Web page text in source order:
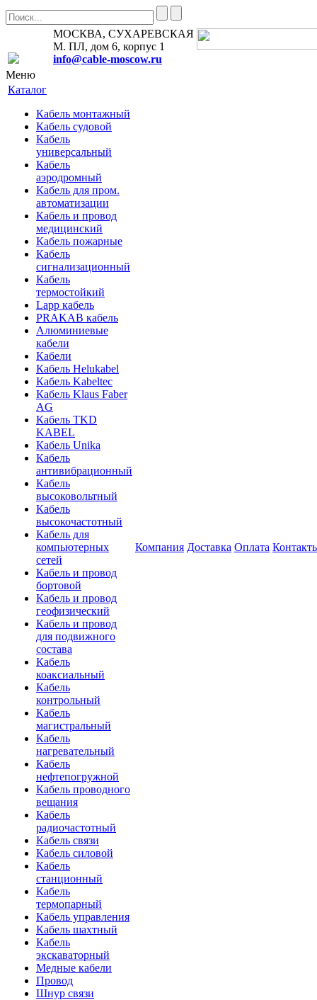
МОСКВА, СУХАРЕВСКАЯ
М. ПЛ, дом 6, корпус 1
info@cable-moscow.ru
Меню
Каталог
Кабель монтажный
Кабель судовой
Кабель
универсальный
Кабель
аэродромный
Кабель для пром.
автоматизации
Кабель и провод
медицинский
Кабель пожарные
Кабель
сигнализационный
Кабель
термостойкий
Lapp кабель
PRAKAB кабель
Алюминиевые
кабели
Кабели
Кабель Helukabel
Кабель Kabeltec
Кабель Klaus Faber
AG
Кабель TKD
KABEL
Кабель Unika
Кабель
антивибрационный
Кабель
высоковольтный
Кабель
высокочастотный
Кабель для
компьютерных
сетей
Кабель и провод
бортовой
Кабель и провод
геофизический
Кабель и провод
для подвижного
состава
Кабель
коаксиальный
Кабель
контрольный
Кабель
магистральный
Кабель
нагревательный
Кабель
нефтепогружной
Кабель проводного
вещания
Кабель
радиочастотный
Кабель связи
Кабель силовой
Кабель
станционный
Кабель
термопарный
Кабель управления
Кабель шахтный
Кабель
экскаваторный
Медные кабели
Провод
Шнур связи
Компания Доставка Оплата